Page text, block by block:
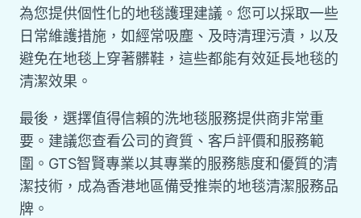
為您提供個性化的地毯護理建議。您可以採取一些
日常維護措施，如經常吸塵、及時清理污漬，以及
避免在地毯上穿著髒鞋，這些都能有效延長地毯的
清潔效果。
最後，選擇值得信賴的洗地毯服務提供商非常重
要。建議您查看公司的資質、客戶評價和服務範
圍。GTS智賢專業以其專業的服務態度和優質的清
潔技術，成為香港地區備受推崇的地毯清潔服務品
牌。